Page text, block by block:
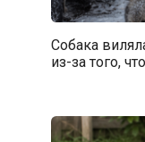
Собака
из-за того,